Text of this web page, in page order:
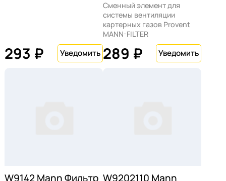
293 ₽
Сменный элемент для
системы вентиляции
картерных газов Provent
MANN-FILTER
289 ₽
W9142 Mann Фильтр W9202110 Mann